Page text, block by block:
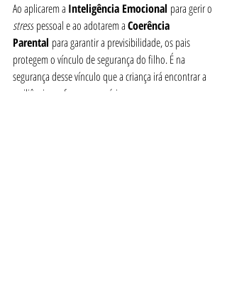
Ao aplicarem a Inteligência Emocional para gerir o
stress pessoal e ao adotarem a Coerência
Parental para garantir a previsibilidade, os pais
protegem o vínculo de segurança do filho. É na
segurança desse vínculo que a criança irá encontrar a
resiliência e a força necessárias para prosperar, apesar